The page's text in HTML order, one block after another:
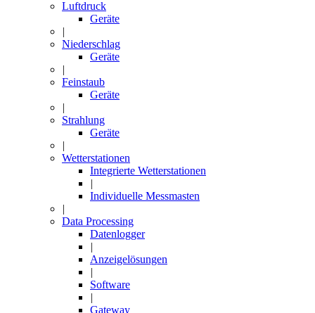
Luftdruck
Geräte
|
Niederschlag
Geräte
|
Feinstaub
Geräte
|
Strahlung
Geräte
|
Wetterstationen
Integrierte Wetterstationen
|
Individuelle Messmasten
|
Data Processing
Datenlogger
|
Anzeigelösungen
|
Software
|
Gateway